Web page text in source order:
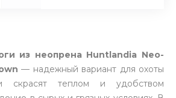
из неопрена Huntlandia Neo-
— надежный вариант для охоты
теплом и удобством